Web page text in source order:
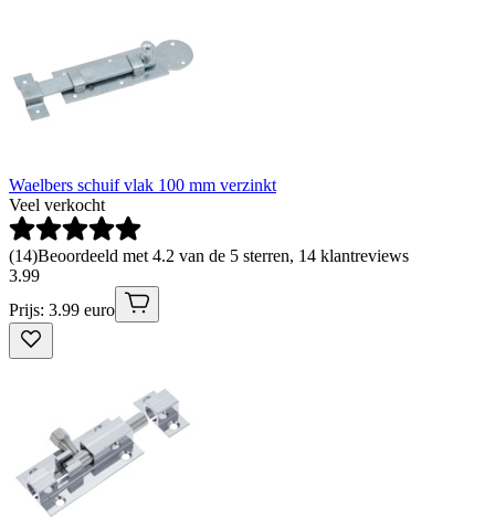
Waelbers schuif vlak 100 mm verzinkt
Veel verkocht
(14)Beoordeeld met 4.2 van de 5 sterren, 14 klantreviews
3.99
Prijs: 3.99 euro